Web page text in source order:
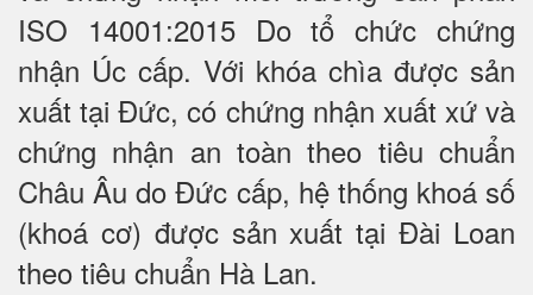
ISO 14001:2015 Do tổ chức chứng
nhận Úc cấp. Với khóa chìa được sản
xuất tại Đức, có chứng nhận xuất xứ và
chứng nhận an toàn theo tiêu chuẩn
Châu Âu do Đức cấp, hệ thống khoá số
(khoá cơ) được sản xuất tại Đài Loan
theo tiêu chuẩn Hà Lan.